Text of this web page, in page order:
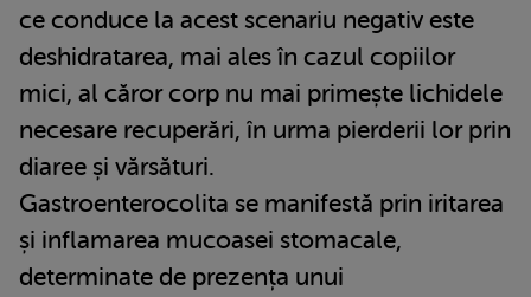
ce conduce la acest scenariu negativ este
deshidratarea, mai ales în cazul copiilor
mici, al căror corp nu mai primește lichidele
necesare recuperări, în urma pierderii lor prin
diaree și vărsături.
Gastroenterocolita se manifestă prin iritarea
și inflamarea mucoasei stomacale,
determinate de prezența unui